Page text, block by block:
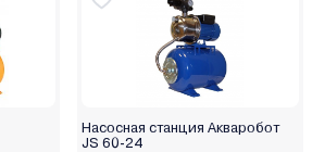
Насосная станция Акваробот
JS 60-24